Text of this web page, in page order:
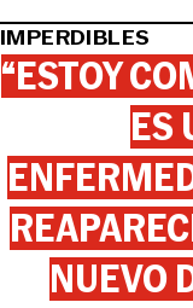
IMPERDIBLES
“ESTOY
ES
NUEVO